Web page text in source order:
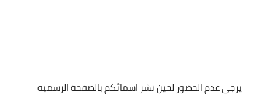
يرجى عدم الحضور لحين نشر اسمائكم بالصفحة الرسميه